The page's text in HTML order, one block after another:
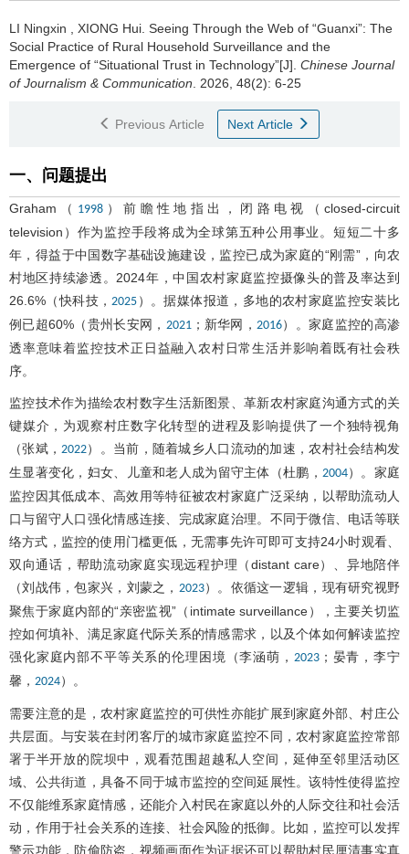
LI Ningxin XIONG Hui Seeing Through the Web of “Guanxi”: The
Social Practice of Rural Household Surveillance and the
Emergence of “Situational Trust in Technology”[J]. Chinese Journal
of Journalism & Communication . 2026, 48(2): 6-25
Previous Article Next Article
一、问题提出
Graham（ 1998）前瞻性地指出，闭路电视（closed-circuit
television）作为监控手段将成为全球第五种公用事业。短短二十多
年，得益于中国数字基础设施建设，监控已成为家庭的“刚需”，向农
村地区持续渗透。2024年，中国农村家庭监控摄像头的普及率达到
26.6%（快科技， 2025 ）。据媒体报道，多地的农村家庭监控安装比
例已超60%（贵州长安网， 2021 ；新华网， 2016）。家庭监控的高渗
透率意味着监控技术正日益融入农村日常生活并影响着既有社会秩
序。
监控技术作为描绘农村数字生活新图景、革新农村家庭沟通方式的关
键媒介，为观察村庄数字化转型的进程及影响提供了一个独特视角
（张斌， 2022）。当前，随着城乡人口流动的加速，农村社会结构发
生显著变化，妇女、儿童和老人成为留守主体（杜鹏， 2004）。家庭
监控因其低成本、高效用等特征被农村家庭广泛采纳，以帮助流动人
口与留守人口强化情感连接、完成家庭治理。不同于微信、电话等联
络方式，监控的使用门槛更低，无需事先许可即可支持24小时观看、
双向通话，帮助流动家庭实现远程护理（distant care）、异地陪伴
（刘战伟，包家兴，刘蒙之， 2023）。依循这一逻辑，现有研究视野
聚焦于家庭内部的“亲密监视”（intimate surveillance），主要关切监
控如何填补、满足家庭代际关系的情感需求，以及个体如何解读监控
强化家庭内部不平等关系的伦理困境（李涵萌， 2023；晏青，李宁
馨， 2024）。
需要注意的是，农村家庭监控的可供性亦能扩展到家庭外部、村庄公
共层面。与安装在封闭客厅的城市家庭监控不同，农村家庭监控常部
署于半开放的院坝中，观看范围超越私人空间，延伸至邻里活动区
域、公共街道，具备不同于城市监控的空间延展性。该特性使得监控
不仅能维系家庭情感，还能介入村民在家庭以外的人际交往和社会活
动，作用于社会关系的连接、社会风险的抵御。比如，监控可以发挥
警示功能，防偷防盗，视频画面作为证据还可以帮助村民厘清事实真